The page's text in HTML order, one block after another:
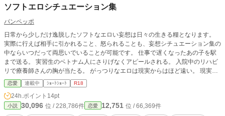
ソフトエロシチュエーション集
パンペッポ
日常から少しだけ逸脱したソフトなエロい妄想は日々の生きる糧となります。
実際に行えば相手に引かれること、怒られることも、妄想シチュエーション集の
中ならいつだって両思いでいることが可能です。 仕事で遅くなったあの子を駅
まで送る。 実習生のベトナム人にさりげなくアピールされる。 入院中のリハビ
リで療養師さんの胸が当たる。 がっつりなエロは現実からはほど遠い。 現実で
相手を傷つけたくはない。 ストレスはソフトなエロで吹き飛ばせる。 ソフトな
エロを、全ての人の傍らに。 ※そのうちハードエロ集も書くかもです。
恋愛 連載中 ｼｮｰﾄｼｮｰﾄ R18
24h.ポイント 14pt
小説 30,096 位 / 228,786件 恋愛 12,751 位 / 66,369件